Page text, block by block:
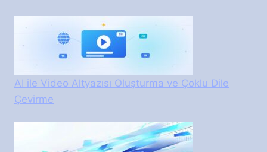
AI ile Video Altyazısı Oluşturma ve Çoklu Dile
Çevirme